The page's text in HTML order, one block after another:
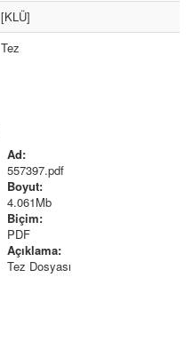
[KLÜ]
Tez
Ad:
557397.pdf
Boyut:
4.061Mb
Biçim:
PDF
Açıklama:
Tez Dosyası